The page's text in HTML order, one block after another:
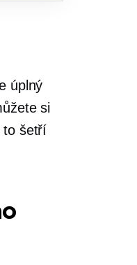
úplný
si
to šetří